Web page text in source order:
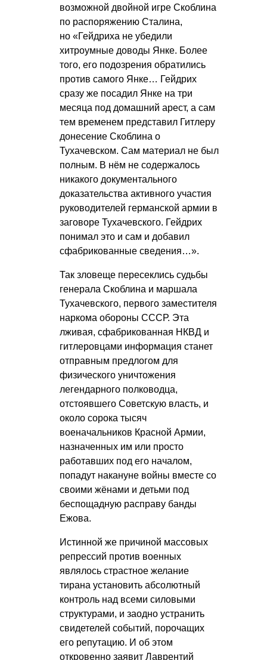
возможной двойной игре Скоблина
по распоряжению Сталина,
но «Гейдриха не убедили
хитроумные доводы Янке. Более
того, его подозрения обратились
против самого Янке… Гейдрих
сразу же посадил Янке на три
месяца под домашний арест, а сам
тем временем представил Гитлеру
донесение Скоблина о
Тухачевском. Сам материал не был
полным. В нём не содержалось
никакого документального
доказательства активного участия
руководителей германской армии в
заговоре Тухачевского. Гейдрих
понимал это и сам и добавил
сфабрикованные сведения…».
Так зловеще пересеклись судьбы
генерала Скоблина и маршала
Тухачевского, первого заместителя
наркома обороны СССР. Эта
лживая, сфабрикованная НКВД и
гитлеровцами информация станет
отправным предлогом для
физического уничтожения
легендарного полководца,
отстоявшего Советскую власть, и
около сорока тысяч
военачальников Красной Армии,
назначенных им или просто
работавших под его началом,
попадут накануне войны вместе со
своими жёнами и детьми под
беспощадную расправу банды
Ежова.
Истинной же причиной массовых
репрессий против военных
являлось страстное желание
тирана установить абсолютный
контроль над всеми силовыми
структурами, и заодно устранить
свидетелей событий, порочащих
его репутацию. И об этом
откровенно заявит Лаврентий